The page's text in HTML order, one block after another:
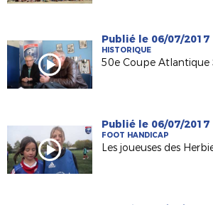
Publié le 06/07/2017
HISTORIQUE
Publié le 06/07/2017
FOOT HANDICAP